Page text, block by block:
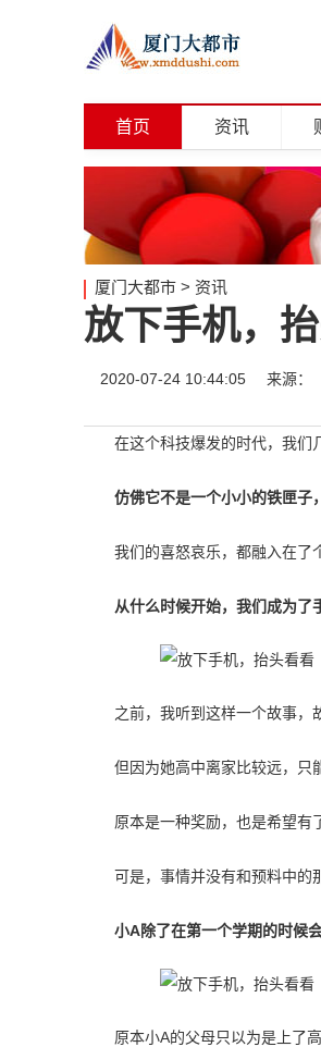
首页 资讯
厦门大都市 > 资讯
放下手机，
2020-07-24 10:44:05 来源：
在这个科技爆发的时代，我们
仿佛它不是一个小小的铁匣子
我们的喜怒哀乐，都融入在了
从什么时候开始，我们成为了
之前，我听到这样一个故事，
但因为她高中离家比较远，只
原本是一种奖励，也是希望有
可是，事情并没有和预料中的
小A除了在第一个学期的时候
原本小A的父母只以为是上了